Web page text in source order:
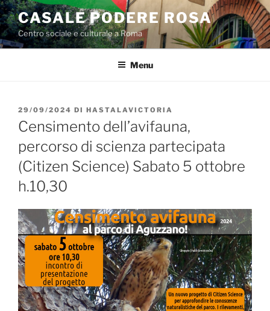
Salta
al
contenuto
CASALE PODERE ROSA
Centro sociale e culturale a Roma
Menu
PUBBLICATO
IL
29/09/2024 DI HASTALAVICTORIA
Censimento dell’avifauna,
percorso di scienza partecipata
(Citizen Science) Sabato 5 ottobre
h.10,30